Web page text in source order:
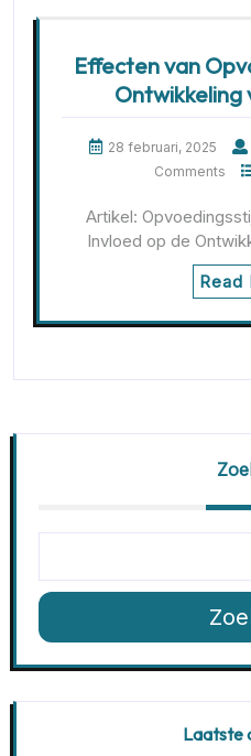
Effecten van
Ontwikkeling
28 februari, 2025
Comments
Artikel:
Invloed op de
Read
Laatste